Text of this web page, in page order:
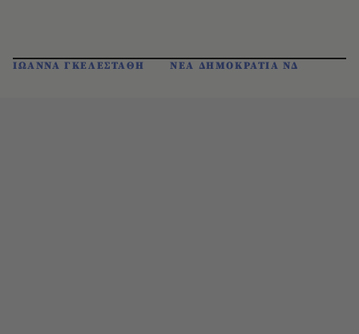
ΙΩΑΝΝΑ ΓΚΕΛΕΣΤΑΘΗ ΝΕΑ ΔΗΜΟΚΡΑΤΙΑ ΝΔ